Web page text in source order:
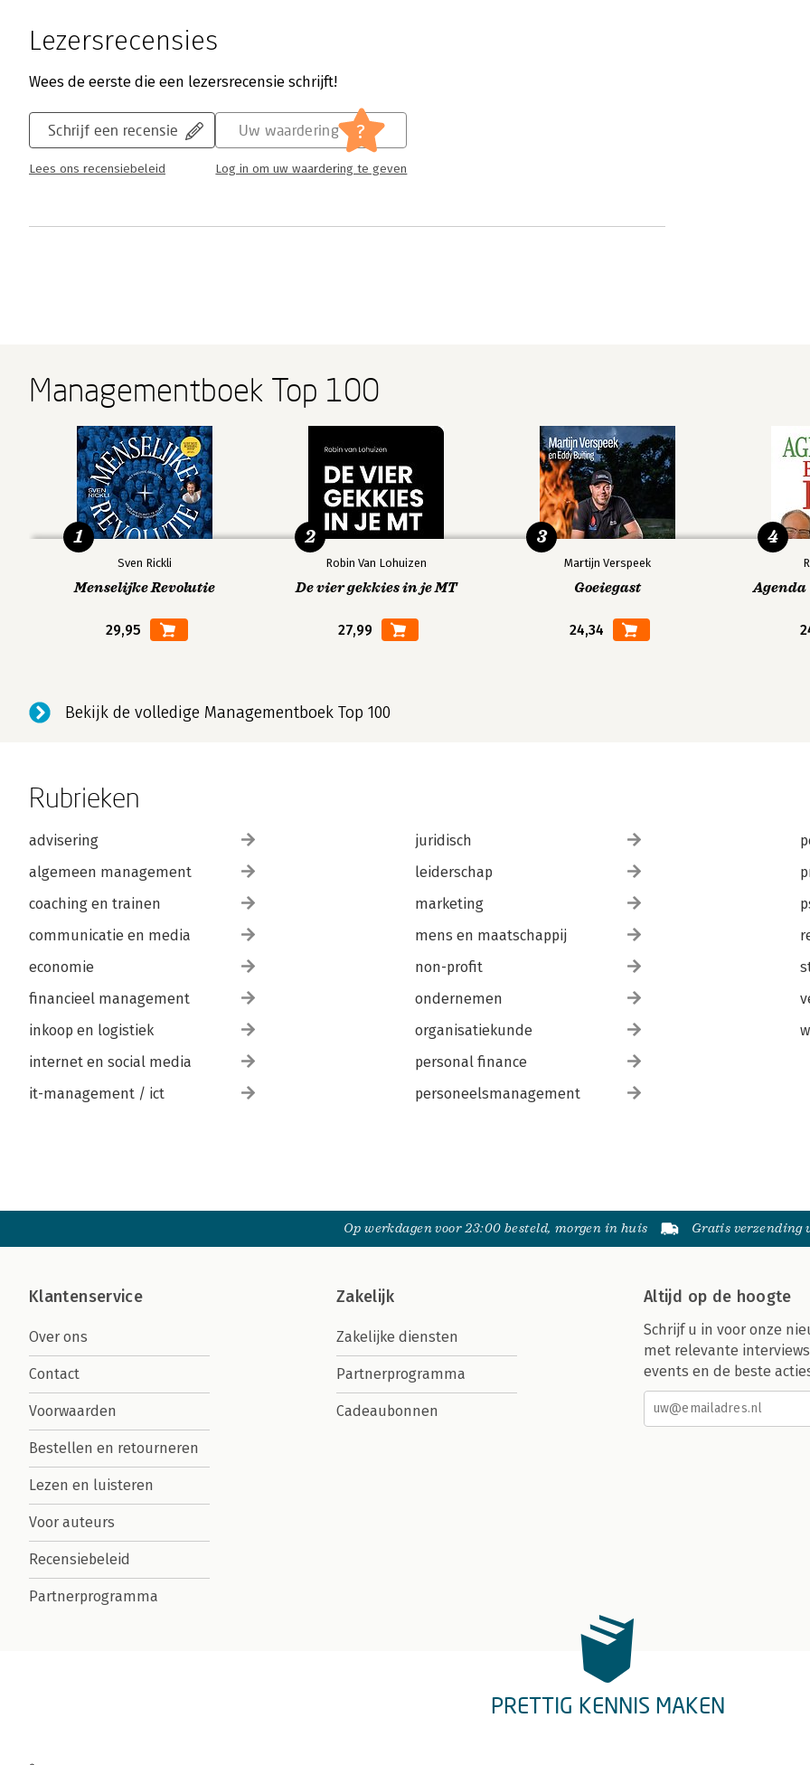
Lezersrecensies
Wees de eerste die een lezersrecensie schrijft!
Schrijf een recensie
Lees ons recensiebeleid
Uw waardering ?
Log in om uw waardering te geven
Managementboek Top 100
Sven Rickli
Menselijke Revolutie
29,95
1
Robin Van Lohuizen
De vier gekkies in je MT
27,99
2
Martijn Verspeek
Goeiegast
24,34
3
Agenda
4
Bekijk de volledige Managementboek Top 100
Rubrieken
advisering
algemeen management
coaching en trainen
communicatie en media
economie
financieel management
inkoop en logistiek
internet en social media
it-management / ict
juridisch
leiderschap
marketing
mens en maatschappij
non-profit
ondernemen
organisatiekunde
personal finance
personeelsmanagement
Op werkdagen voor 23:00 besteld, morgen in huis Gratis verzending
Klantenservice
Over ons
Contact
Voorwaarden
Bestellen en retourneren
Lezen en luisteren
Voor auteurs
Recensiebeleid
Partnerprogramma
Zakelijk
Zakelijke diensten
Partnerprogramma
Cadeaubonnen
Altijd op de hoogte
Schrijf u in voor onze
met relevante
events en de beste
PRETTIG KENNIS MAKEN